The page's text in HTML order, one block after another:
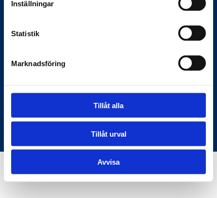
Inställningar
Statistik
Marknadsföring
Tillåt alla
Tillåt urval
Avvisa
Anslagstavlan.se
myndigheter och samhället — den digitala
Om oss
© Copyright Anslagstavlan.se